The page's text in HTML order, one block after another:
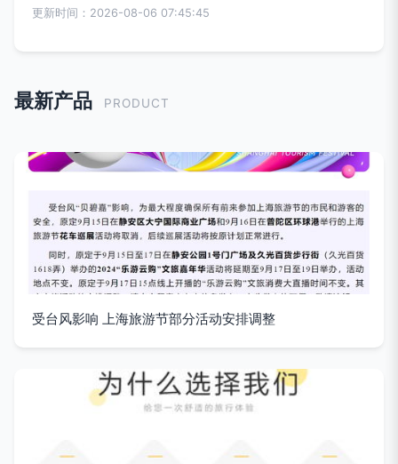
更新时间：2026-08-06 07:45:45
最新产品 PRODUCT
受台风影响 上海旅游节部分活动安排调整